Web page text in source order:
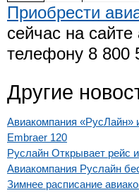
Приобрести
сейчас на
телефону 8 800
Другие
Авиакомпания «РусЛайн»
Embraer 120
Руслайн Открывает рейс
Авиакомпания Руслайн
Зимнее расписание